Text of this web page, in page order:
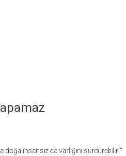
insansız da varlığını sürdürebilir!”